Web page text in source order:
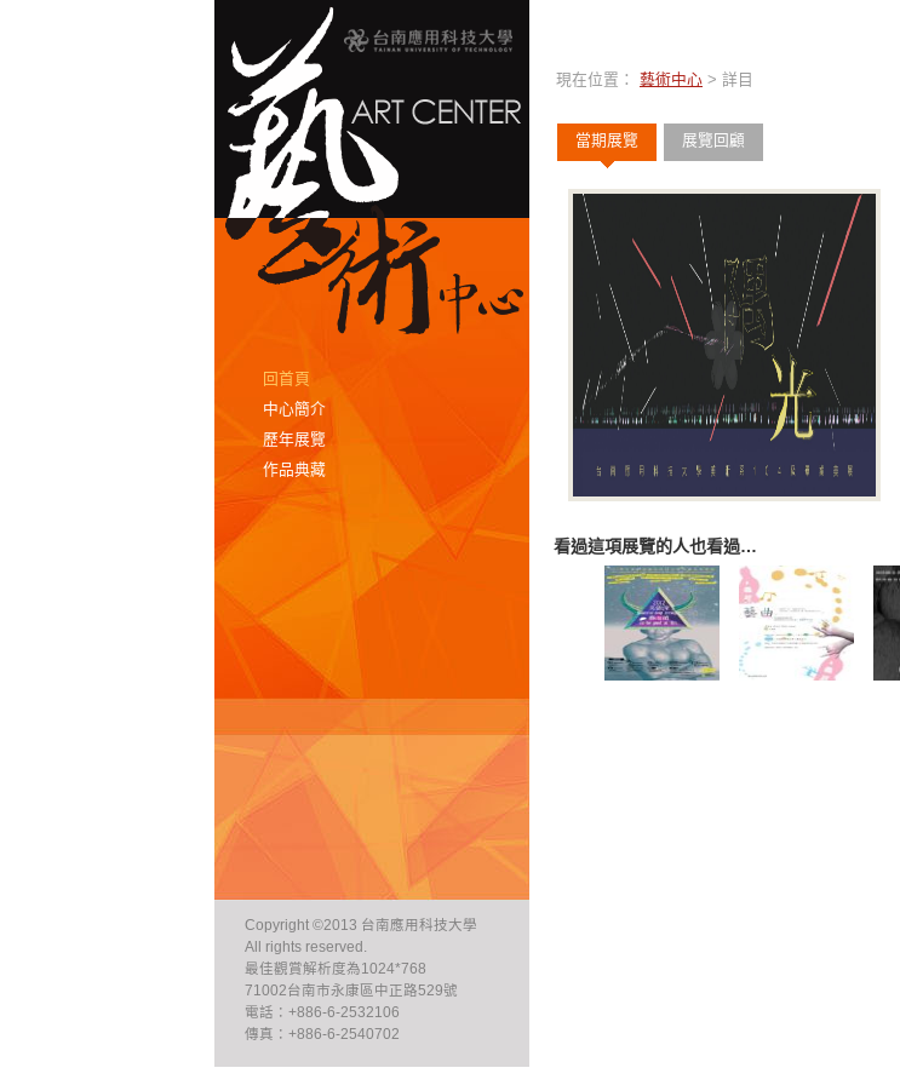
回首頁
中心簡介
歷年展覽
作品典藏
Copyright ©2013 台南應用科技大學
All rights reserved.
最佳觀賞解析度為1024*768
71002台南市永康區中正路529號
電話：+886-6-2532106
傳真：+886-6-2540702
現在位置： 藝術中心 > 詳目
當期展覽 展覽回顧
看過這項展覽的人也看過…